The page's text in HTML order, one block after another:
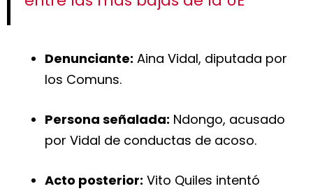
Denunciante: Aina Vidal, diputada por
los Comuns.
Persona señalada: Ndongo, acusado
por Vidal de conductas de acoso.
Acto posterior: Vito Quiles intentó